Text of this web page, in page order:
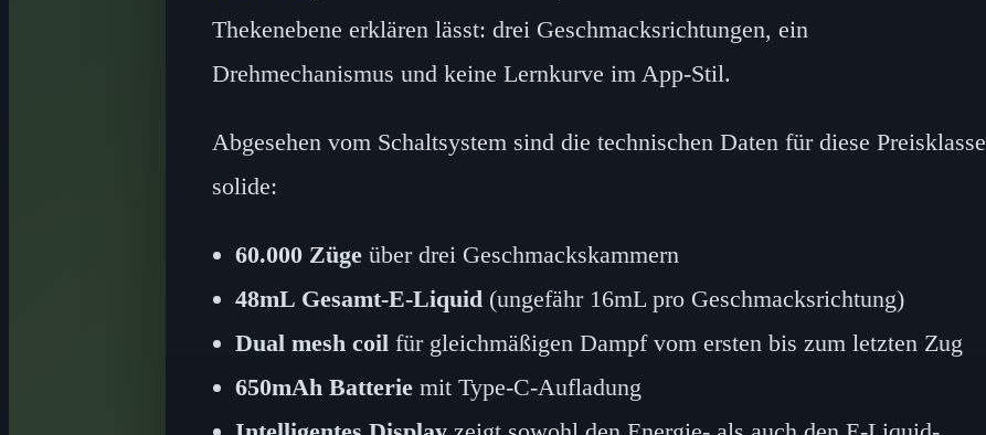
Thekenebene erklären lässt: drei Geschmacksrichtungen, ein
Drehmechanismus und keine Lernkurve im App-Stil.
Abgesehen vom Schaltsystem sind die technischen Daten für diese Preisklasse
solide:
60.000 Zügeüber drei Geschmackskammern
48mL Gesamt-E-Liquid(ungefähr 16mL pro Geschmacksrichtung)
Dual mesh coilfür gleichmäßigen Dampf vom ersten bis zum letzten Zug
650mAh Batteriemit Type-C-Aufladung